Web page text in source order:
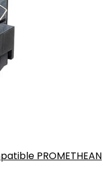
PROMETHEAN